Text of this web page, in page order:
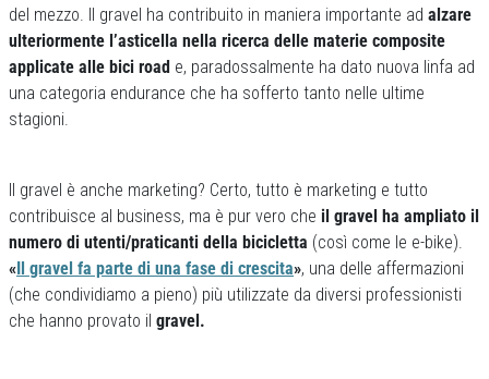
del mezzo. Il gravel ha contribuito in maniera importante ad alzare
ulteriormente l’asticella nella ricerca delle materie composite
applicate alle bici road e, paradossalmente ha dato nuova linfa ad
una categoria endurance che ha sofferto tanto nelle ultime
stagioni.
Il gravel è anche marketing? Certo, tutto è marketing e tutto
contribuisce al business, ma è pur vero che il gravel ha ampliato il
numero di utenti/praticanti della bicicletta (così come le e-bike).
«Il gravel fa parte di una fase di crescita», una delle affermazioni
(che condividiamo a pieno) più utilizzate da diversi professionisti
che hanno provato il gravel.